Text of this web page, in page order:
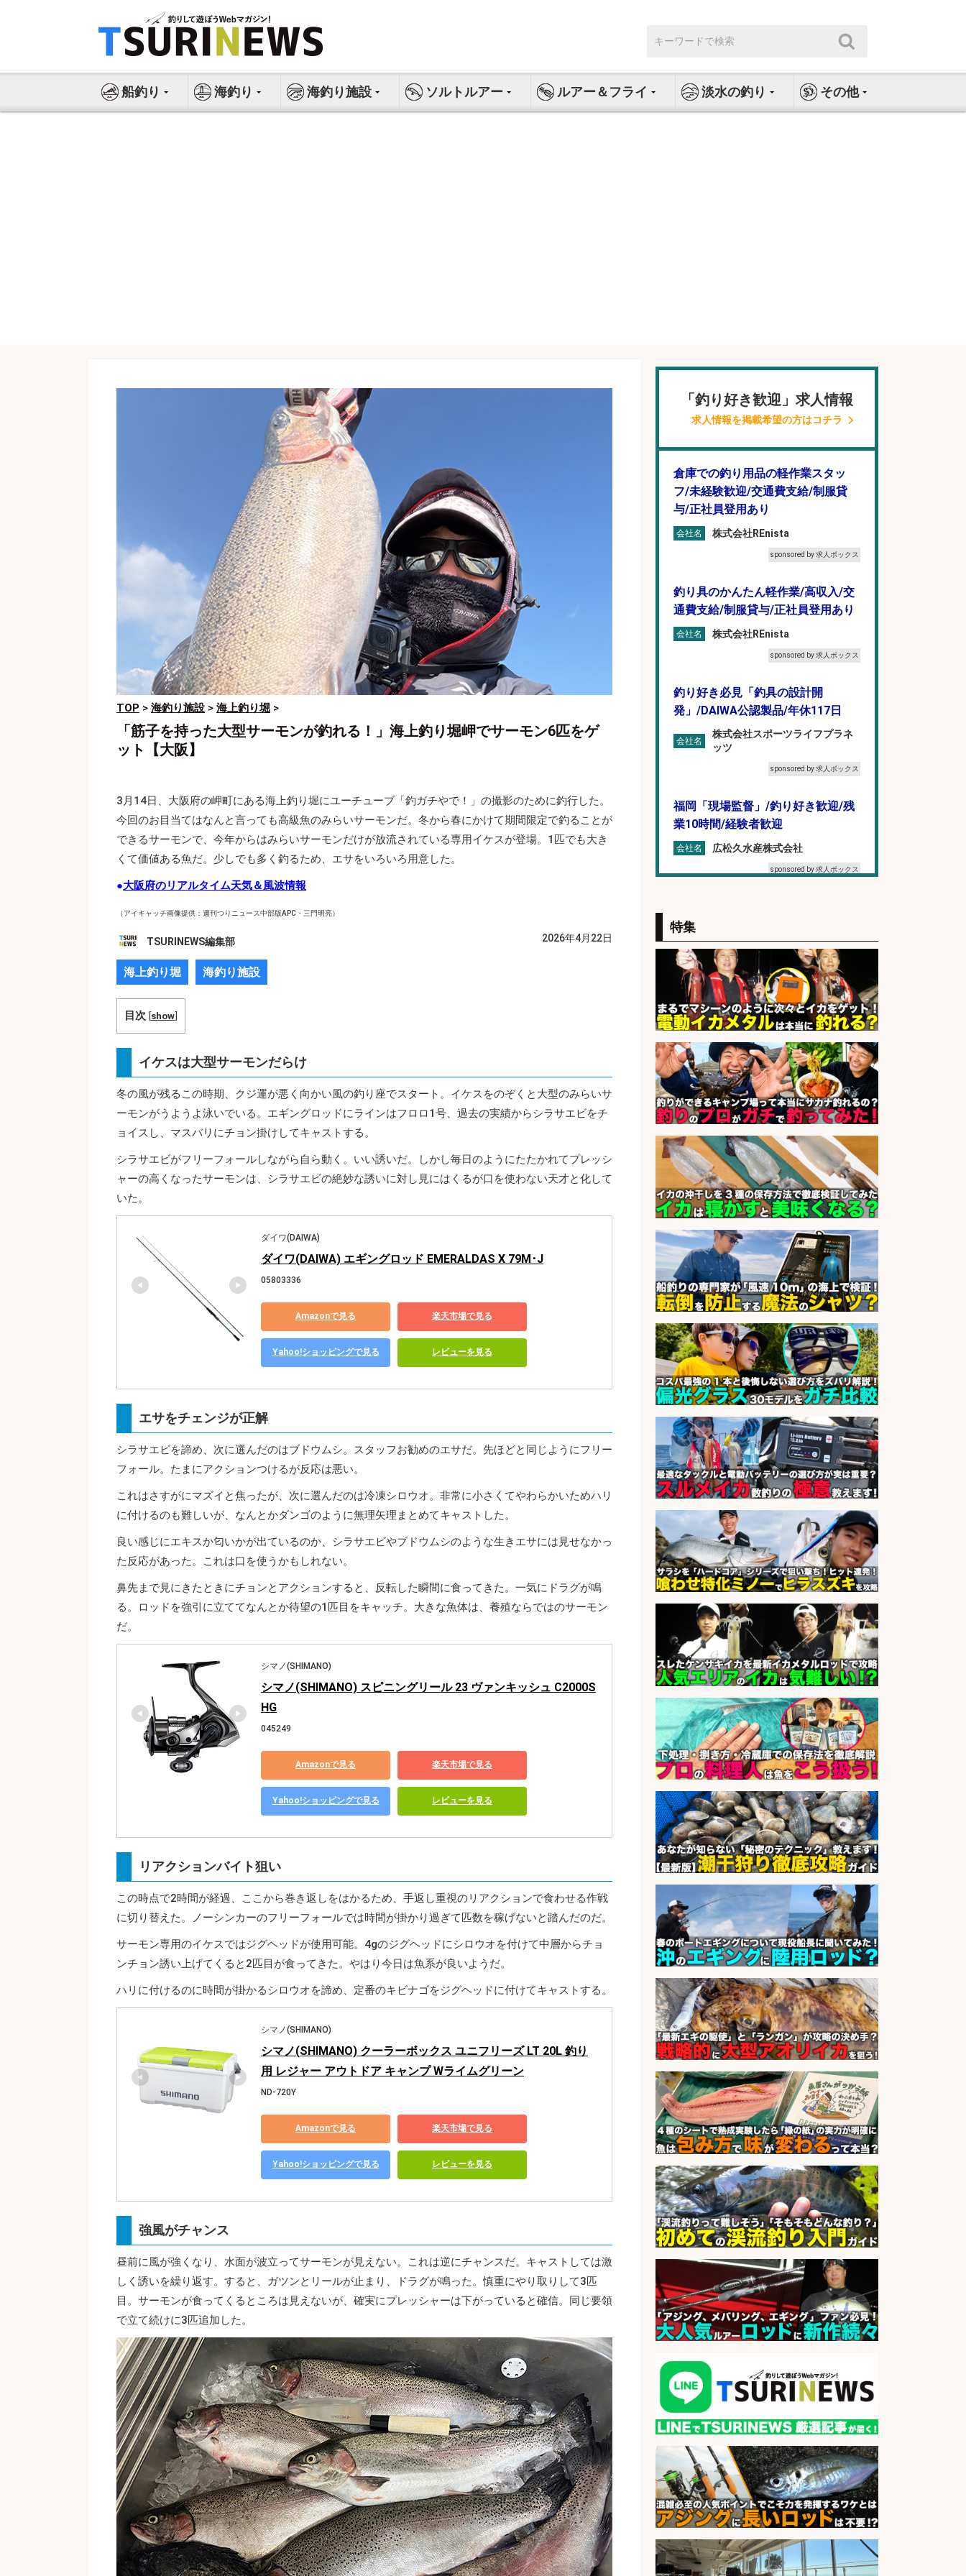
ス
索:
船釣り 海釣り 海釣り施設 ソルトルアー ルアー＆フライ 淡水の釣り その他
TOP > 海釣り施設 > 海上釣り堀 >
「筋子を持った大型サーモンが釣れる！」海上釣り堀岬でサーモン6匹をゲ
ット【大阪】
3月14日、大阪府の岬町にある海上釣り堀にユーチューブ「釣ガチやで！」の撮影のために釣行した。
今回のお目当てはなんと言っても高級魚のみらいサーモンだ。冬から春にかけて期間限定で釣ることが
できるサーモンで、今年からはみらいサーモンだけが放流されている専用イケスが登場。1匹でも大き
くて価値ある魚だ。少しでも多く釣るため、エサをいろいろ用意した。
●大阪府のリアルタイム天気＆風波情報
（アイキャッチ画像提供：週刊つりニュース中部版APC・三門明亮）
TSURINEWS編集部 2026年4月22日
海上釣り堀 海釣り施設
目次 [show]
イケスは大型サーモンだらけ
冬の風が残るこの時期、クジ運が悪く向かい風の釣り座でスタート。イケスをのぞくと大型のみらいサ
ーモンがうようよ泳いでいる。エギングロッドにラインはフロロ1号、過去の実績からシラサエビをチ
ョイスし、マスバリにチョン掛けしてキャストする。
シラサエビがフリーフォールしながら自ら動く。いい誘いだ。しかし毎日のようにたたかれてプレッシ
ャーの高くなったサーモンは、シラサエビの絶妙な誘いに対し見にはくるが口を使わない天才と化して
いた。
ダイワ(DAIWA)
ダイワ(DAIWA) エギングロッド EMERALDAS X 79M･J
05803336
Amazonで見る 楽天市場で見る
Yahoo!ショッピングで見る レビューを見る
エサをチェンジが正解
シラサエビを諦め、次に選んだのはブドウムシ。スタッフお勧めのエサだ。先ほどと同じようにフリー
フォール。たまにアクションつけるが反応は悪い。
これはさすがにマズイと焦ったが、次に選んだのは冷凍シロウオ。非常に小さくてやわらかいためハリ
に付けるのも難しいが、なんとかダンゴのように無理矢理まとめてキャストした。
良い感じにエキスか匂いかが出ているのか、シラサエビやブドウムシのような生きエサには見せなかっ
た反応があった。これは口を使うかもしれない。
鼻先まで見にきたときにチョンとアクションすると、反転した瞬間に食ってきた。一気にドラグが鳴
る。ロッドを強引に立ててなんとか待望の1匹目をキャッチ。大きな魚体は、養殖ならではのサーモン
だ。
シマノ(SHIMANO)
シマノ(SHIMANO) スピニングリール 23 ヴァンキッシュ C2000S
HG
045249
Amazonで見る 楽天市場で見る
Yahoo!ショッピングで見る レビューを見る
リアクションバイト狙い
この時点で2時間が経過、ここから巻き返しをはかるため、手返し重視のリアクションで食わせる作戦
に切り替えた。ノーシンカーのフリーフォールでは時間が掛かり過ぎて匹数を稼げないと踏んだのだ。
サーモン専用のイケスではジグヘッドが使用可能。4gのジグヘッドにシロウオを付けて中層からチョ
ンチョン誘い上げてくると2匹目が食ってきた。やはり今日は魚系が良いようだ。
ハリに付けるのに時間が掛かるシロウオを諦め、定番のキビナゴをジグヘッドに付けてキャストする。
シマノ(SHIMANO)
シマノ(SHIMANO) クーラーボックス ユニフリーズ LT 20L 釣り
用 レジャー アウトドア キャンプ Wライムグリーン
ND-720Y
Amazonで見る 楽天市場で見る
Yahoo!ショッピングで見る レビューを見る
強風がチャンス
昼前に風が強くなり、水面が波立ってサーモンが見えない。これは逆にチャンスだ。キャストしては激
しく誘いを繰り返す。すると、ガツンとリールが止まり、ドラグが鳴った。慎重にやり取りして3匹
目。サーモンが食ってくるところは見えないが、確実にプレッシャーは下がっていると確信。同じ要領
で立て続けに3匹追加した。
「釣り好き歓迎」求人情報
求人情報を掲載希望の方はコチラ
倉庫での釣り用品の軽作業スタッ
フ/未経験歓迎/交通費支給/制服貸
与/正社員登用あり
会社名 株式会社REnista
sponsored by 求人ボックス
釣り具のかんたん軽作業/高収入/交
通費支給/制服貸与/正社員登用あり
会社名 株式会社REnista
sponsored by 求人ボックス
釣り好き必見「釣具の設計開
発」/DAIWA公認製品/年休117日
会社名
株式会社スポーツライフプラネ
ッツ
sponsored by 求人ボックス
福岡「現場監督」/釣り好き歓迎/残
業10時間/経験者歓迎
会社名 広松久水産株式会社
sponsored by 求人ボックス
案型ルート営業/直行直帰OK
会社名
株式会社スポーツライフプラネ
ッツ
sponsored by 求人ボックス
フィッシング用品の「製品開発設
会社名 メガバス株式会社
sponsored by 求人ボックス
福岡/未経験歓迎「ルート営業」/釣
り好き歓迎/インセンティブ
会社名 広松久水産株式会社
sponsored by 求人ボックス
倉庫での釣り用品の軽作業スタッ
フ/未経験歓迎/交通費支給/制服貸
与/正社員登用あり
会社名 株式会社REnista
sponsored by 求人ボックス
釣り具のかんたん軽作業/高収入/交
通費支給/制服貸与/正社員登用あり
会社名 株式会社REnista
sponsored by 求人ボックス
釣り具などの出荷作業
会社名 UTエージェント株式会社
sponsored by 求人ボックス
さらに求人情報を見る
特集